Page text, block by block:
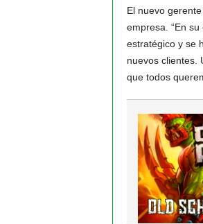
El nuevo
empresa. “En
estratégico y se
nuevos clientes.
que todos